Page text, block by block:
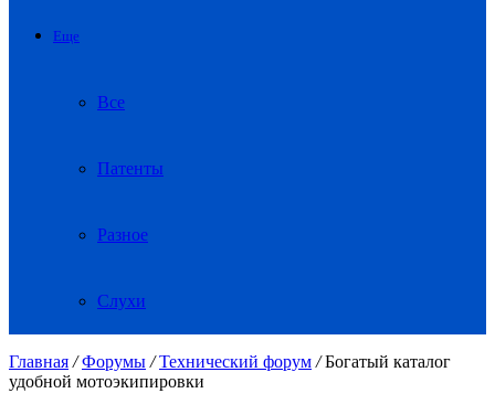
Еще
Все
Патенты
Разное
Слухи
Главная / Форумы / Технический форум / Богатый каталог
удобной мотоэкипировки